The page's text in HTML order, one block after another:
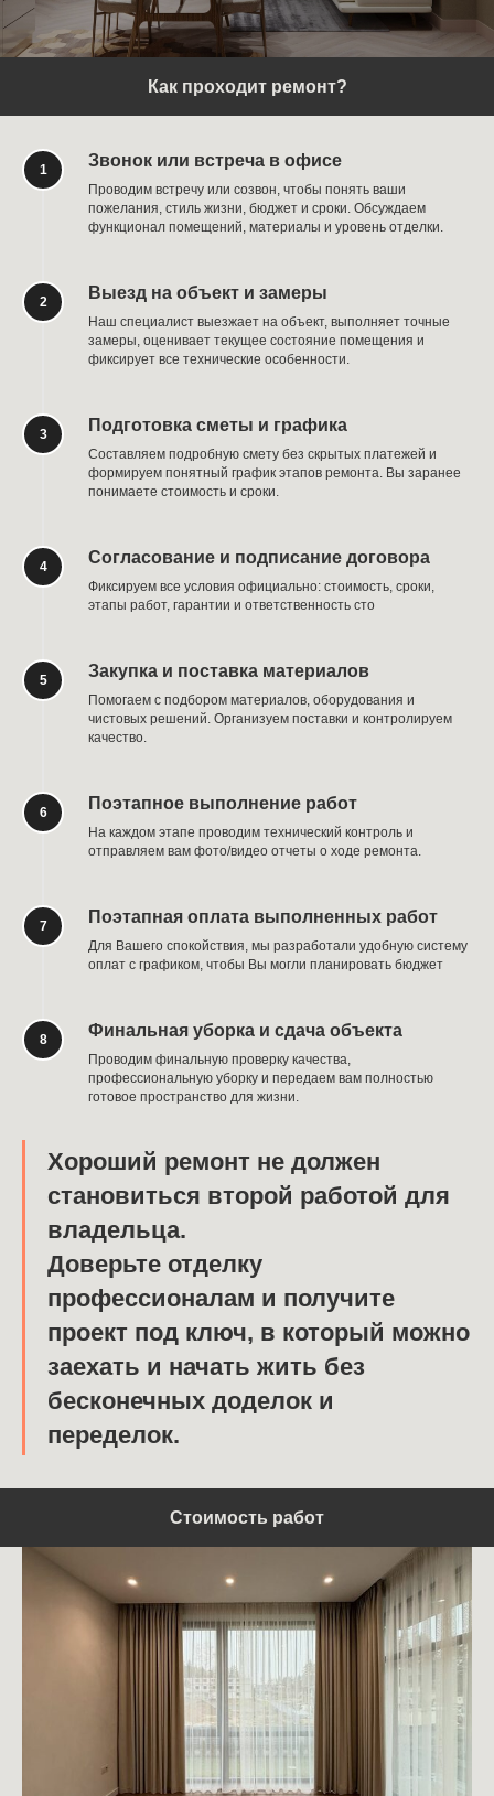
Как проходит ремонт?
Звонок или встреча в офисе
Проводим встречу или созвон, чтобы понять ваши
пожелания, стиль жизни, бюджет и сроки. Обсуждаем
функционал помещений, материалы и уровень отделки.
Выезд на объект и замеры
Наш специалист выезжает на объект, выполняет точные
замеры, оценивает текущее состояние помещения и
фиксирует все технические особенности.
Подготовка сметы и графика
Составляем подробную смету без скрытых платежей и
формируем понятный график этапов ремонта. Вы заранее
понимаете стоимость и сроки.
Согласование и подписание договора
Фиксируем все условия официально: стоимость, сроки,
этапы работ, гарантии и ответственность сто
Закупка и поставка материалов
Помогаем с подбором материалов, оборудования и
чистовых решений. Организуем поставки и контролируем
качество.
Поэтапное выполнение работ
На каждом этапе проводим технический контроль и
отправляем вам фото/видео отчеты о ходе ремонта.
Поэтапная оплата выполненных работ
Для Вашего спокойствия, мы разработали удобную систему
оплат с графиком, чтобы Вы могли планировать бюджет
Финальная уборка и сдача объекта
Проводим финальную проверку качества,
профессиональную уборку и передаем вам полностью
готовое пространство для жизни.
Хороший ремонт не должен
становиться второй работой для
владельца.
Доверьте отделку
профессионалам и получите
проект под ключ, в который можно
заехать и начать жить без
бесконечных доделок и
переделок.
Стоимость работ